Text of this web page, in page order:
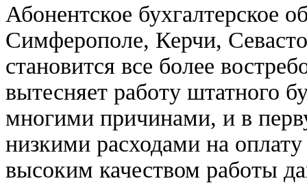
Абонентское бухгалтерское
Симферополе, Керчи,
становится все более
вытесняет работу штатного
многими причинами, и в
низкими расходами на
высоким качеством работы